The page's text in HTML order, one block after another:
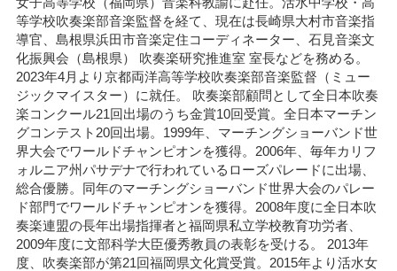
等学校吹奏楽部音楽監督を経て、現在は長崎県大村市音楽指
導官、島根県浜田市音楽定住コーディネーター、石見音楽文
化振興会（島根県） 吹奏楽研究推進室 室長などを務める。
2023年4月より京都両洋高等学校吹奏楽部音楽監督（ミュー
ジックマイスター）に就任。 吹奏楽部顧問として全日本吹奏
楽コンクール21回出場のうち金賞10回受賞。全日本マーチン
グコンテスト20回出場。1999年、マーチングショーバンド世
界大会でワールドチャンピオンを獲得。2006年、毎年カリフ
ォルニア州パサデナで行われているローズパレードに出場、
総合優勝。同年のマーチングショーバンド世界大会のパレー
ド部門でワールドチャンピオンを獲得。2008年度に全日本吹
奏楽連盟の長年出場指揮者と福岡県私立学校教育功労者、
2009年度に文部科学大臣優秀教員の表彰を受ける。 2013年
度、吹奏楽部が第21回福岡県文化賞受賞。2015年より活水女